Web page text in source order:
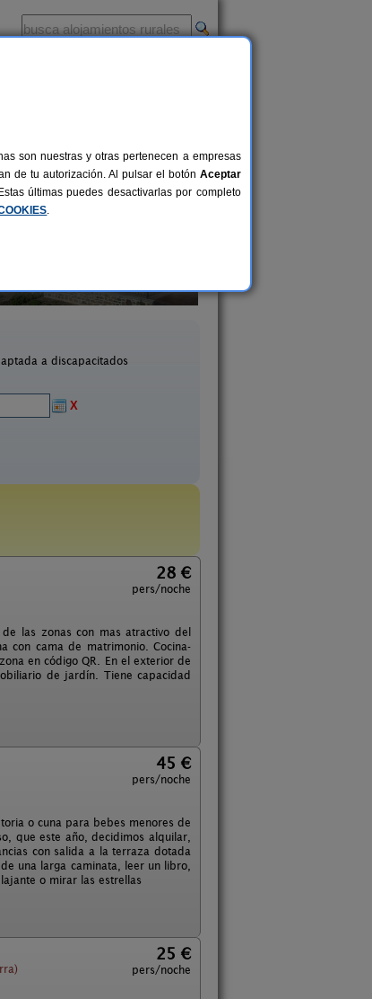
a discapacitados
X
28 €
pers/noche
las zonas con mas atractivo del
con cama de matrimonio. Cocina-
en código QR. En el exterior de
de jardín. Tiene capacidad
45 €
pers/noche
o cuna para bebes menores de
que este año, decidimos alquilar,
con salida a la terraza dotada
una larga caminata, leer un libro,
o mirar las estrellas
25 €
pers/noche
son nuestras y otras pertenecen a empresas
de tu autorización. Al pulsar el botón Aceptar
últimas puedes desactivarlas por completo
.